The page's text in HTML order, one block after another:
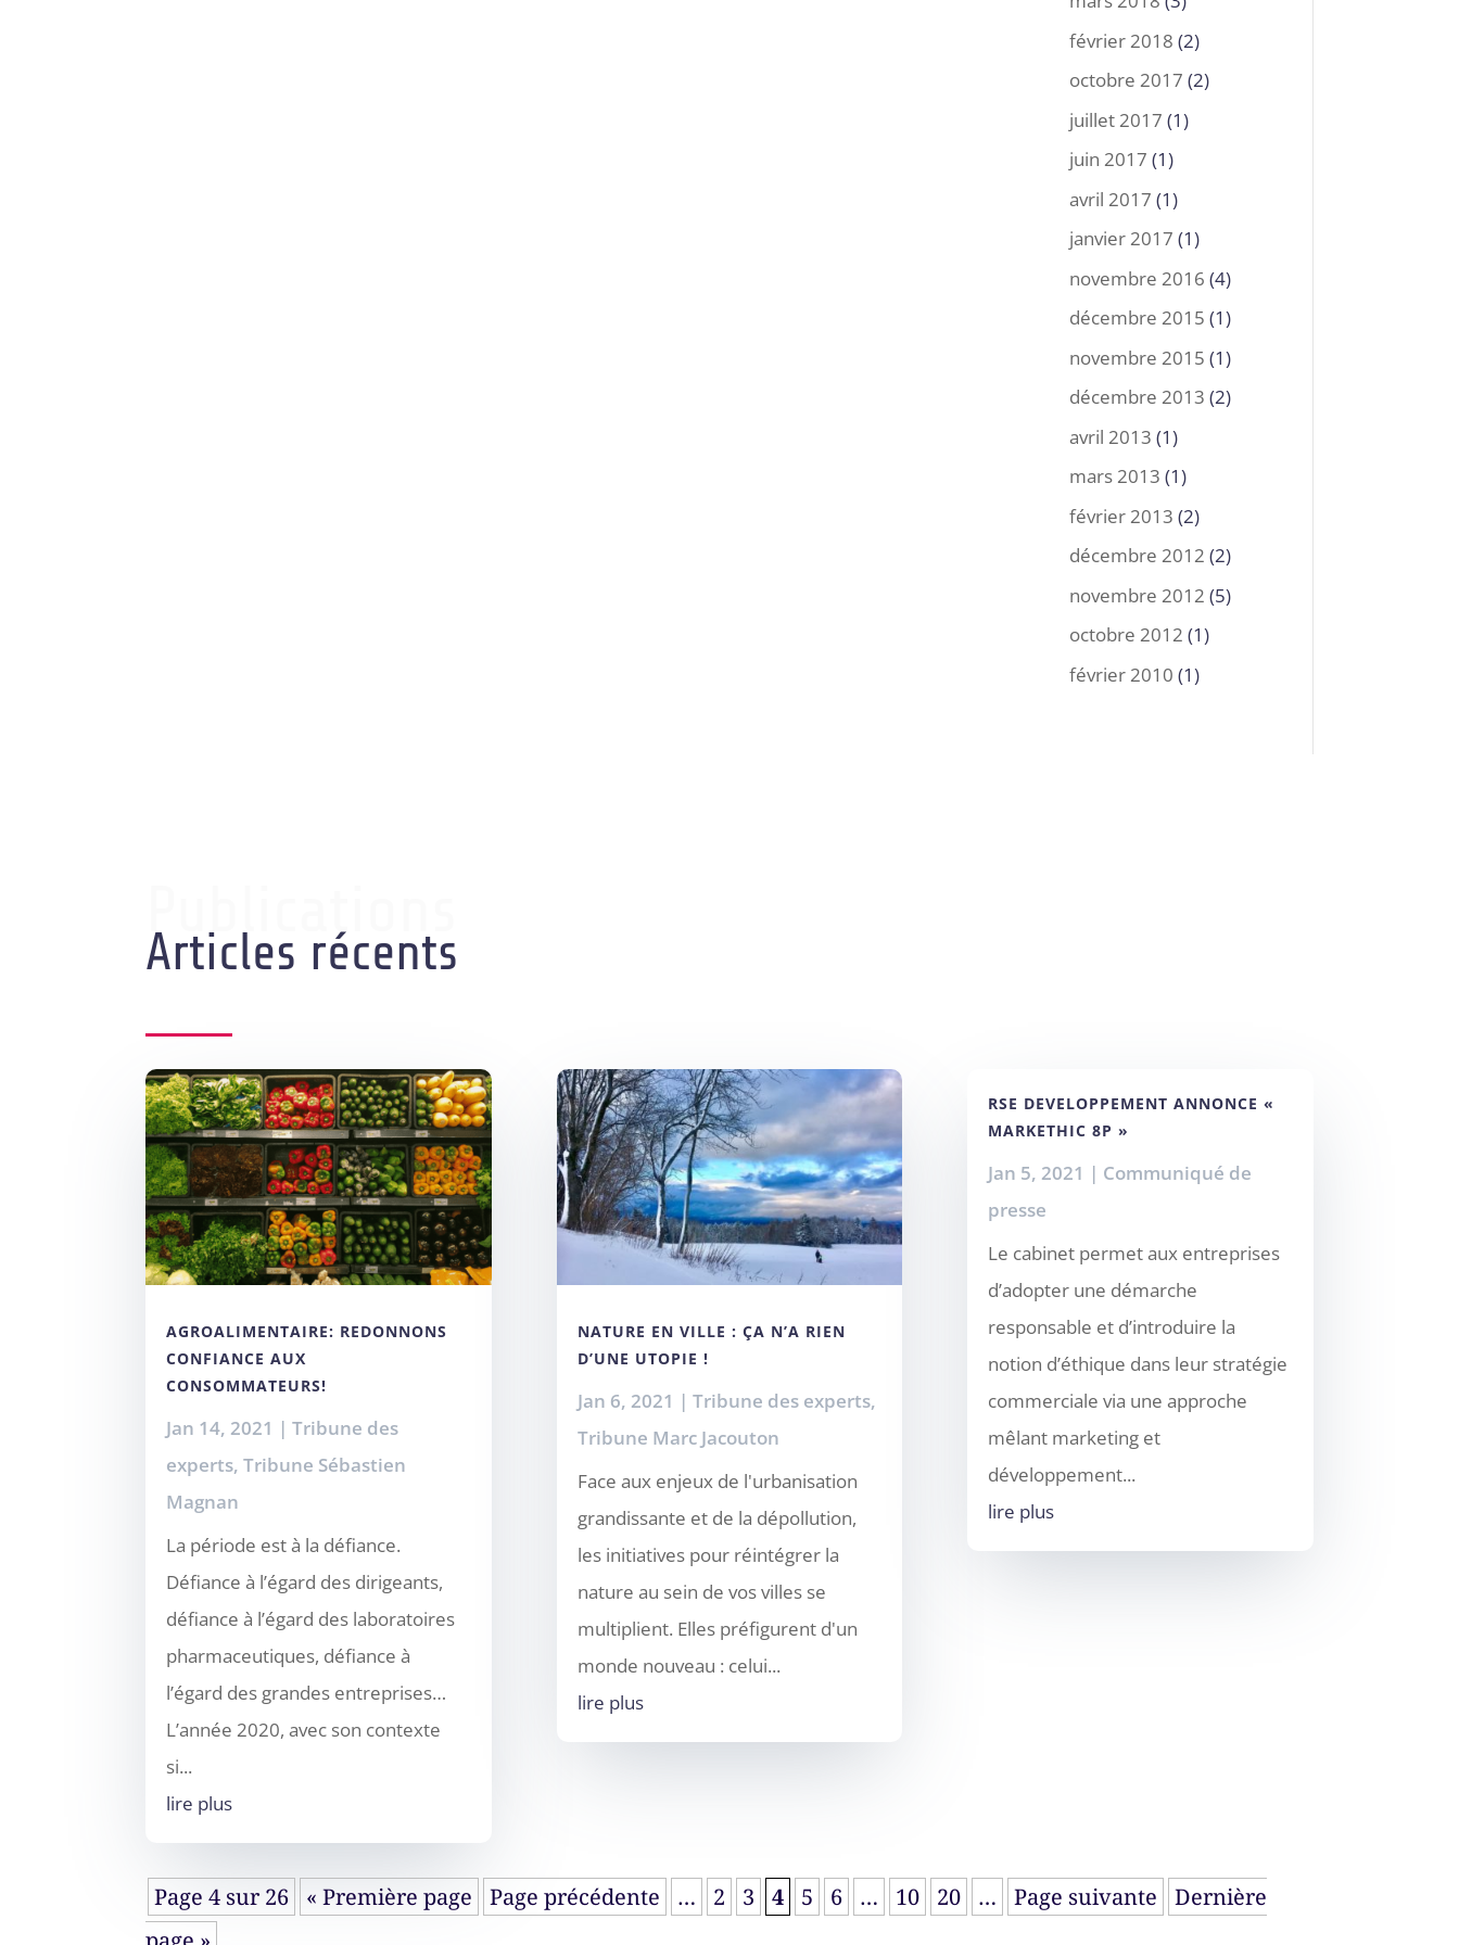
février 2018 (2)
octobre 2017 (2)
juillet 2017 (1)
juin 2017 (1)
avril 2017 (1)
janvier 2017 (1)
novembre 2016 (4)
décembre 2015 (1)
novembre 2015 (1)
décembre 2013 (2)
avril 2013 (1)
mars 2013 (1)
février 2013 (2)
décembre 2012 (2)
novembre 2012 (5)
octobre 2012 (1)
février 2010 (1)
Publications
Articles récents
AGROALIMENTAIRE: REDONNONS
CONFIANCE AUX
CONSOMMATEURS!
Jan 14, 2021 |Tribune des
experts,Tribune Sébastien
Magnan
La période est à la défiance.
Défiance à l’égard des dirigeants,
défiance à l’égard des laboratoires
pharmaceutiques, défiance à
l’égard des grandes entreprises…
L’année 2020, avec son contexte
si...
lire plus
NATURE EN VILLE : ÇA N’A RIEN
D’UNE UTOPIE !
Jan 6, 2021 | Tribune des experts,
Tribune Marc Jacouton
Face aux enjeux de l'urbanisation
grandissante et de la dépollution,
les initiatives pour réintégrer la
nature au sein de vos villes se
multiplient. Elles préfigurent d'un
monde nouveau : celui...
lire plus
RSE DEVELOPPEMENT ANNONCE «
MARKETHIC 8P »
Jan 5, 2021 | Communiqué de
presse
Le cabinet permet aux entreprises
d’adopter une démarche
responsable et d’introduire la
notion d’éthique dans leur stratégie
commerciale via une approche
mêlant marketing et
développement...
lire plus
Page 4 sur 26 « Première page Page précédente … 2 3 4 5 6 … 10 20 … Page suivante
Dernière